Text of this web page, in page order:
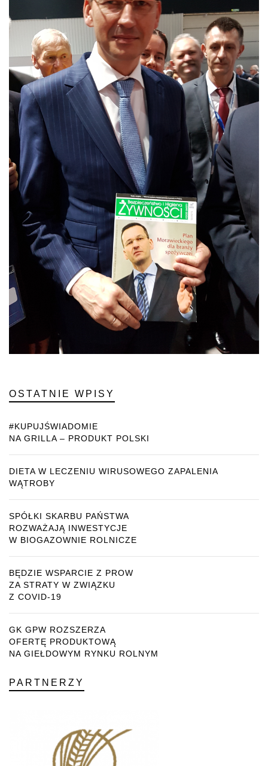
OSTATNIE WPISY
#KUPUJŚWIADOMIE
NA GRILLA – PRODUKT POLSKI
DIETA W LECZENIU WIRUSOWEGO ZAPALENIA
WĄTROBY
SPÓŁKI SKARBU PAŃSTWA
ROZWAŻAJĄ INWESTYCJE
W BIOGAZOWNIE ROLNICZE
BĘDZIE WSPARCIE Z PROW
ZA STRATY W ZWIĄZKU
Z COVID-19
GK GPW ROZSZERZA
OFERTĘ PRODUKTOWĄ
NA GIEŁDOWYM RYNKU ROLNYM
PARTNERZY